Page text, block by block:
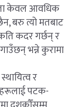
केवल आवधिक
बरु त्यो मतबाट
कदर गर्छन् र
भन्ने कुरामा
र
पटक-